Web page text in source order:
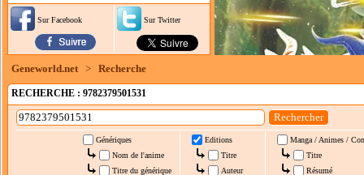
Sur Facebook Sur Twitter
Geneworld.net > Recherche
RECHERCHE : 9782379501531
Génériques
Nom de l'anime
Titre du générique
Editions
Titre
Auteur
Manga / Animes /
Titre
Résumé